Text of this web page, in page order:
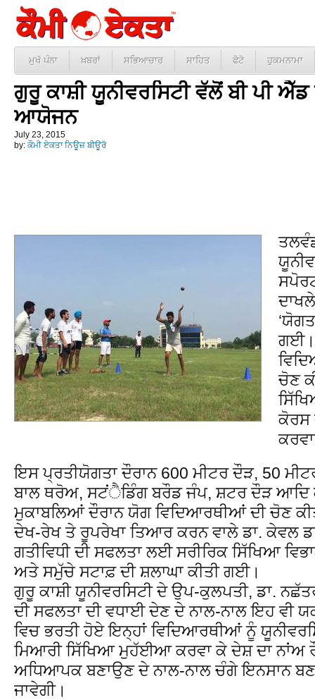
ਮੁਖੱ ਪੰਨਾ ਖ਼ਬਰਾਂ ਸਭਿਆਚਾਰ ਸਾਹਿਤ ਫੋਟੋ ਹੁਕਮਨਾਮਾ
ਗੁਰੂ ਕਾਸ਼ੀ ਯੂਨੀਵਰਸਿਟੀ ਵੱਲੋਂ ਬੀ ਪੀ
ਆਯੋਜਨ
July 23, 2015
by: ਕੌਮੀ ਏਕਤਾ ਨਿਊਜ਼ ਬੀਊਰੋ
ਗਈ।
ਚੋਣ
ਕੋਰਸ
ਇਸ ਪ੍ਰਤੀਯੋਗਤਾ ਦੌਰਾਨ 600 ਮੀਟਰ ਦੌੜ, 50
ਬਾਲ ਥਰੋਅ, ਸਟਂੈਡਿੰਗ ਬਰੌਡ ਜੰਪ, ਸ਼ਟਰ ਦੌੜ ਆਦਿ
ਮੁਕਾਬਲਿਆਂ ਦੌਰਾਨ ਯੋਗ ਵਿਦਿਆਰਥੀਆਂ ਦੀ ਚੋਣ
ਦੇਖ-ਰੇਖ ਤੇ ਰੂਪਰੇਖਾ ਤਿਆਰ ਕਰਨ ਵਾਲੇ ਡਾ. ਕੇਵਲ
ਗਤੀਵਿਧੀ ਦੀ ਸਫਲਤਾ ਲਈ ਸਰੀਰਿਕ ਸਿੱਖਿਆ
ਅਤੇ ਸਮੁੱਚੇ ਸਟਾਫ਼ ਦੀ ਸ਼ਲਾਘਾ ਕੀਤੀ ਗਈ।
ਗੁਰੂ ਕਾਸ਼ੀ ਯੂਨੀਵਰਸਿਟੀ ਦੇ ਉਪ-ਕੁਲਪਤੀ, ਡਾ.
ਦੀ ਸਫਲਤਾ ਦੀ ਵਧਾਈ ਦੇਣ ਦੇ ਨਾਲ-ਨਾਲ ਇਹ ਵੀ
ਵਿਚ ਭਰਤੀ ਹੋਏ ਇਨ੍ਹਾਂ ਵਿਦਿਆਰਥੀਆਂ ਨੂੰ
ਮਿਆਰੀ ਸਿੱਖਿਆ ਮੁਹੱਈਆ ਕਰਵਾ ਕੇ ਦੇਸ਼ ਦਾ ਨਾਂਅ
ਅਧਿਆਪਕ ਬਣਾਉਣ ਦੇ ਨਾਲ-ਨਾਲ ਚੰਗੇ ਇਨਸਾਨ
ਜਾਵੇਗੀ।